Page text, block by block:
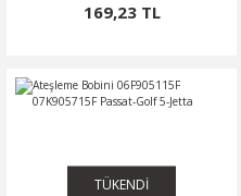
169,23 TL
TÜKENDİ